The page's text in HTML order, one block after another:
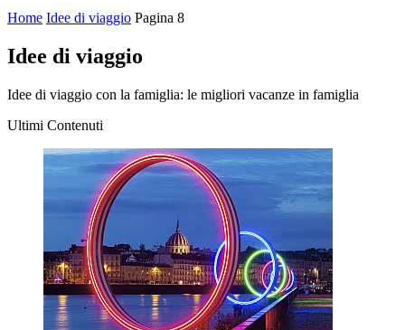
Home Idee di viaggio Pagina 8
Idee di viaggio
Idee di viaggio con la famiglia: le migliori vacanze in famiglia
Ultimi Contenuti